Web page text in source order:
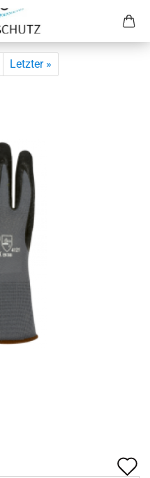
Letzter »